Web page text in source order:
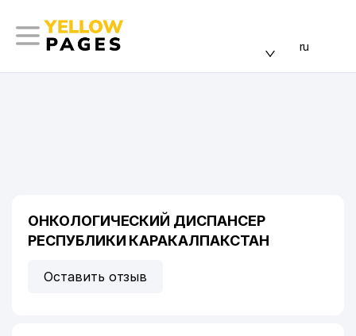
ru
ОНКОЛОГИЧЕСКИЙ ДИСПАНСЕР
РЕСПУБЛИКИ КАРАКАЛПАКСТАН
Оставить отзыв